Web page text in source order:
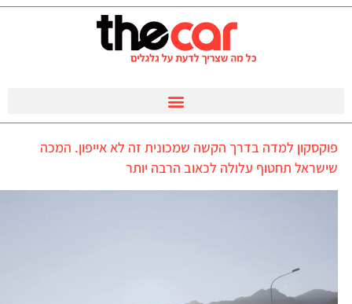
פוקסקון למדה בדרך הקשה שמכונית זה לא אייפון. המכה
שישראל תחטוף עלולה לכאוב הרבה יותר